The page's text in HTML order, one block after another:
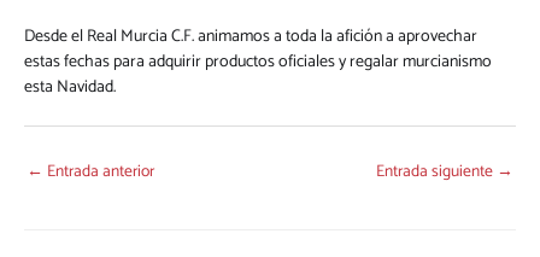
Desde el Real Murcia C.F. animamos a toda la afición a aprovechar
estas fechas para adquirir productos oficiales y regalar murcianismo
esta Navidad.
← Entrada anterior Entrada siguiente →